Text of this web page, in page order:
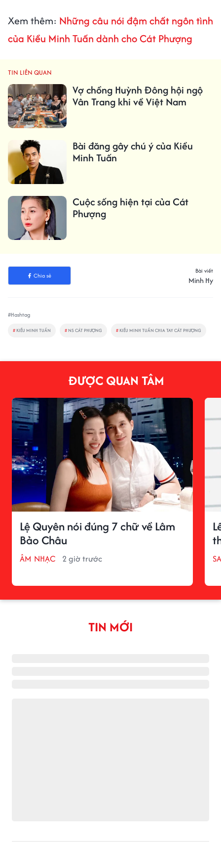
Xem thêm: Những câu nói đậm chất ngôn tình
của Kiều Minh Tuấn dành cho Cát Phượng
TIN LIÊN QUAN
Vợ chồng Huỳnh Đông hội ngộ
Vân Trang khi về Việt Nam
Bài đăng gây chú ý của Kiều
Minh Tuấn
Cuộc sống hiện tại của Cát
Phượng
Chia sẻ
Bài viết
Minh Hy
#Hashtag
# KIỀU MINH TUẤN # NS CÁT PHƯỢNG # KIỀU MINH TUẤN CHIA TAY CÁT PHƯỢNG
ĐƯỢC QUAN TÂM
Lệ Quyên nói đúng 7 chữ về Lâm
Bảo Châu
ÂM NHẠC 2 giờ trước
TIN MỚI